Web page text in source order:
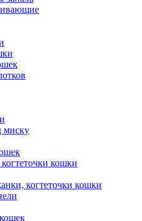
миску
кошки
когтеточки кошки